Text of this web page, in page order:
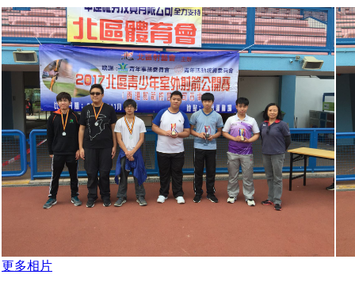
更多相片